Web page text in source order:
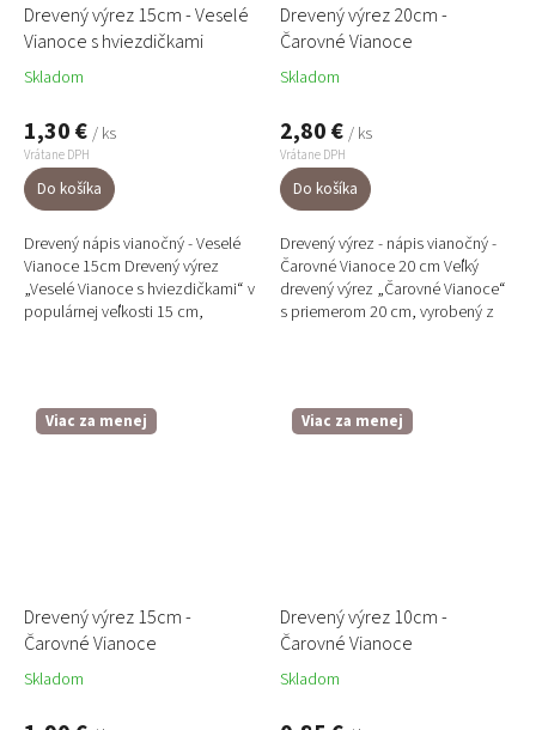
Drevený výrez 15cm - Veselé
Vianoce s hviezdičkami
Skladom
1,30 € / ks
Vrátane DPH
Do košíka
Drevený nápis vianočný - Veselé
Vianoce 15cm Drevený výrez
„Veselé Vianoce s hviezdičkami“ v
populárnej veľkosti 15 cm,
Drevený výrez 20cm -
Čarovné Vianoce
Skladom
2,80 € / ks
Vrátane DPH
Do košíka
Drevený výrez - nápis vianočný -
Čarovné Vianoce 20 cm Veľký
drevený výrez „Čarovné Vianoce“
s priemerom 20 cm, vyrobený z
Viac za menej
Drevený výrez 15cm -
Čarovné Vianoce
Skladom
Viac za menej
Drevený výrez 10cm -
Čarovné Vianoce
Skladom